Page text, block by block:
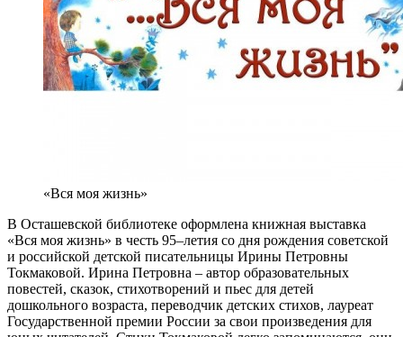
«Вся моя жизнь»
В Осташевской библиотеке оформлена книжная выставка
«Вся моя жизнь» в честь 95–летия со дня рождения советской
и российской детской писательницы Ирины Петровны
Токмаковой. Ирина Петровна – автор образовательных
повестей, сказок, стихотворений и пьес для детей
дошкольного возраста, переводчик детских стихов, лауреат
Государственной премии России за свои произведения для